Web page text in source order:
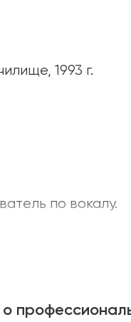
1993 г.
по вокалу.